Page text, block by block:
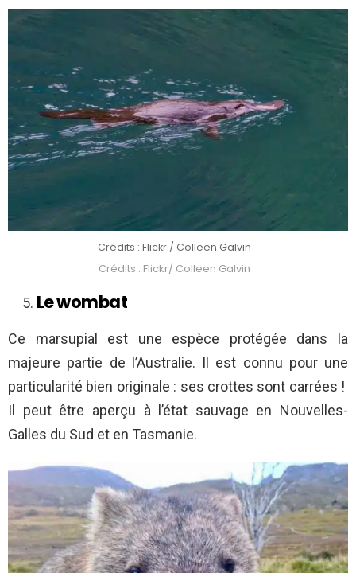
Crédits : Flickr / Colleen Galvin
Crédits : Flickr/ Colleen Galvin
Le wombat
Ce marsupial est une espèce protégée dans la
majeure partie de l’Australie. Il est connu pour une
particularité bien originale : ses crottes sont carrées !
Il peut être aperçu à l’état sauvage en Nouvelles-
Galles du Sud et en Tasmanie.